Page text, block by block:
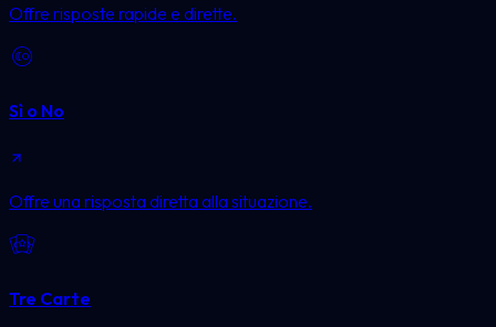
Offre risposte rapide e dirette.
Sì o No
Offre una risposta diretta alla situazione.
Tre Carte